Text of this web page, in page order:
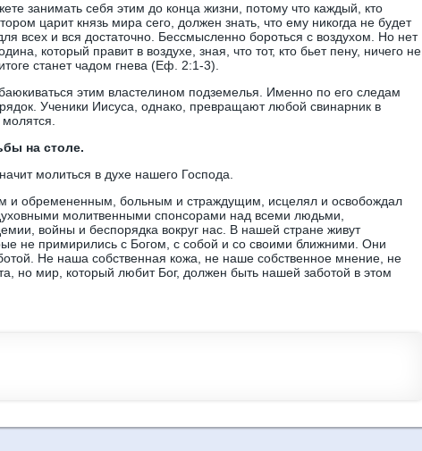
занимать себя этим до конца жизни, потому что каждый, кто
царит князь мира сего, должен знать, что ему никогда не будет
всех и вся достаточно. Бессмысленно бороться с воздухом. Но нет
который правит в воздухе, зная, что тот, кто бьет пену, ничего не
станет чадом гнева (Еф. 2:1-3).
этим властелином подземелья. Именно по его следам
Ученики Иисуса, однако, превращают любой свинарник в
на столе.
молиться в духе нашего Господа.
и обремененным, больным и страждущим, исцелял и освобождал
молитвенными спонсорами над всеми людьми,
войны и беспорядка вокруг нас. В нашей стране живут
не примирились с Богом, с собой и со своими ближними. Они
Не наша собственная кожа, не наше собственное мнение, не
но мир, который любит Бог, должен быть нашей заботой в этом